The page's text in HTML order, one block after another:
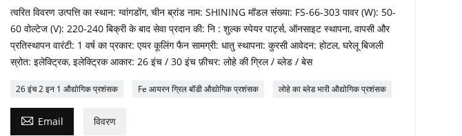
त्वरित विवरण उत्पत्ति का स्थान: ग्वांगडोंग, चीन ब्रांड नाम: SHINING मॉडल संख्या: FS-66-303 पावर (W): 50-
60 वोल्टेज (V): 220-240 बिक्री के बाद सेवा प्रदान की: नि : शुल्क स्पेयर पार्ट्स, ऑनसाइट स्थापना, वापसी और
प्रतिस्थापन वारंटी: 1 वर्ष का प्रकार: एयर कूलिंग फैन सामग्री: धातु स्थापना: कुरसी आवेदन: होटल, घरेलू बिजली
स्रोत: इलेक्ट्रिक, इलेक्ट्रिक आकार: 26 इंच / 30 इंच फ़ीचर: लोहे की ग्रिल / ब्लेड / बेस
26 इंच 2 इन 1 औद्योगिक प्रशंसक Fe आयरन ग्रिल बॉडी औद्योगिक प्रशंसक लोहे का ब्लेड भारी औद्योगिक प्रशंसक
 Email विवरण